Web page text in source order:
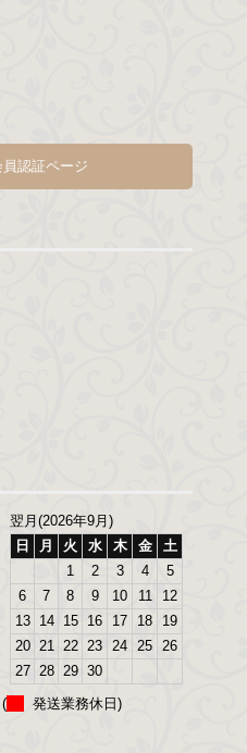
認証ページ
翌月(2026年9月)
日
月 火 水 木 金
土
1
2 3 4
5
6
7 8 9 10 11
12
13
14 15 16 17 18
19
20 21 22 23 24 25
26
27 28 29 30
(
発送業務休日)